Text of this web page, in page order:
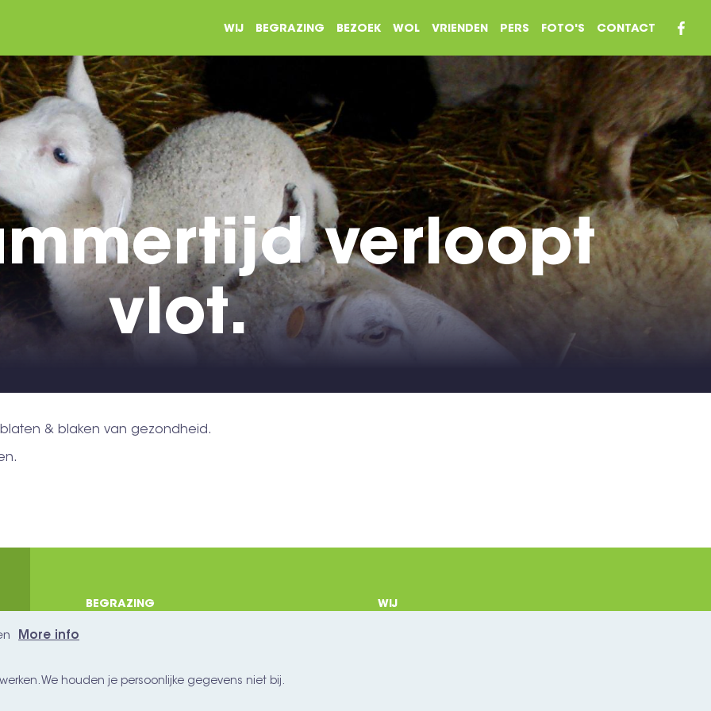
WIJ BEGRAZING BEZOEK WOL VRIENDEN PERS FOTO'S CONTACT
verloopt
vlot.
& blaken van gezondheid.
footer
BEGRAZING
VRIENDEN
WIJ
More info
We houden je persoonlijke gegevens niet bij.